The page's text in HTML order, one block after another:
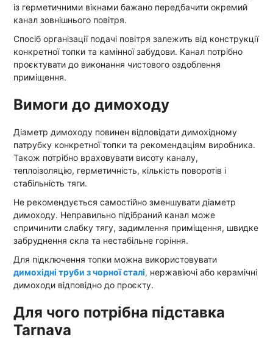
із герметичними вікнами бажано передбачити окремий
канал зовнішнього повітря.
Спосіб організації подачі повітря залежить від конструкції
конкретної топки та камінної забудови. Канал потрібно
проєктувати до виконання чистового оздоблення
приміщення.
Вимоги до димоходу
Діаметр димоходу повинен відповідати димохідному
патрубку конкретної топки та рекомендаціям виробника.
Також потрібно враховувати висоту каналу,
теплоізоляцію, герметичність, кількість поворотів і
стабільність тяги.
Не рекомендується самостійно зменшувати діаметр
димоходу. Неправильно підібраний канал може
спричинити слабку тягу, задимлення приміщення, швидке
забруднення скла та нестабільне горіння.
Для підключення топки можна використовувати
димохідні труби з чорної сталі, нержавіючі або керамічні
димоходи відповідно до проєкту.
Для чого потрібна підставка
Tarnava